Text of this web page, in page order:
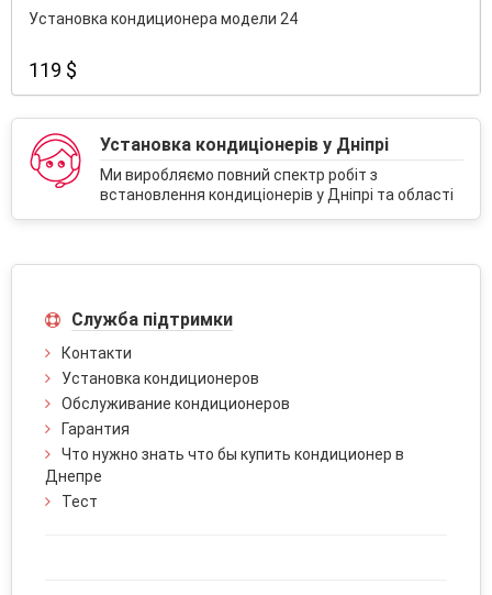
Установка кондиционера модели 24
119 $
Установка кондиціонерів у Дніпрі
Ми виробляємо повний спектр робіт з
встановлення кондиціонерів у Дніпрі та області
Служба підтримки
Контакти
Установка кондиционеров
Обслуживание кондиционеров
Гарантия
Что нужно знать что бы купить кондиционер в
Днепре
Тест